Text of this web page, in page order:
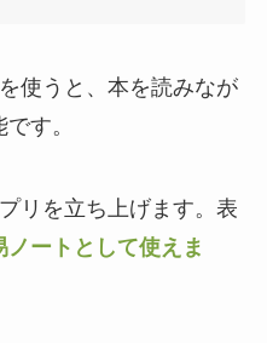
使うと、本を読みなが
す。
リを立ち上げます。表
ノートとして使えま